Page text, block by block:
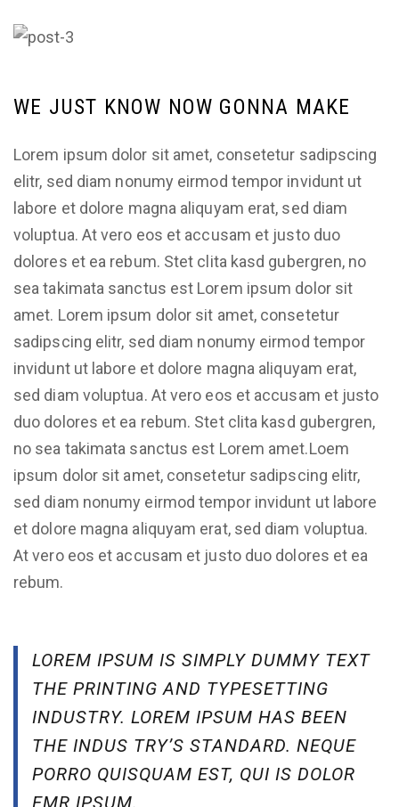
WE JUST KNOW NOW GONNA MAKE
Lorem ipsum dolor sit amet, consetetur sadipscing
elitr, sed diam nonumy eirmod tempor invidunt ut
labore et dolore magna aliquyam erat, sed diam
voluptua. At vero eos et accusam et justo duo
dolores et ea rebum. Stet clita kasd gubergren, no
sea takimata sanctus est Lorem ipsum dolor sit
amet. Lorem ipsum dolor sit amet, consetetur
sadipscing elitr, sed diam nonumy eirmod tempor
invidunt ut labore et dolore magna aliquyam erat,
sed diam voluptua. At vero eos et accusam et justo
duo dolores et ea rebum. Stet clita kasd gubergren,
no sea takimata sanctus est Lorem amet.Loem
ipsum dolor sit amet, consetetur sadipscing elitr,
sed diam nonumy eirmod tempor invidunt ut labore
et dolore magna aliquyam erat, sed diam voluptua.
At vero eos et accusam et justo duo dolores et ea
rebum.
LOREM IPSUM IS SIMPLY DUMMY TEXT
THE PRINTING AND TYPESETTING
INDUSTRY. LOREM IPSUM HAS BEEN
THE INDUS TRY’S STANDARD. NEQUE
PORRO QUISQUAM EST, QUI IS DOLOR
EMR IPSUM.